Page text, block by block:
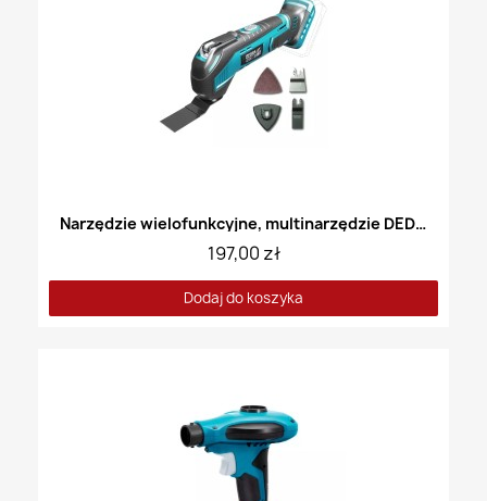
Narzędzie wielofunkcyjne, multinarzędzie DEDRA DED7059
197,00 zł
Dodaj do koszyka